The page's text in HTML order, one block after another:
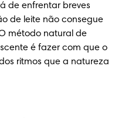
de enfrentar breves
de leite não consegue
método natural de
é fazer com que o
ritmos que a natureza